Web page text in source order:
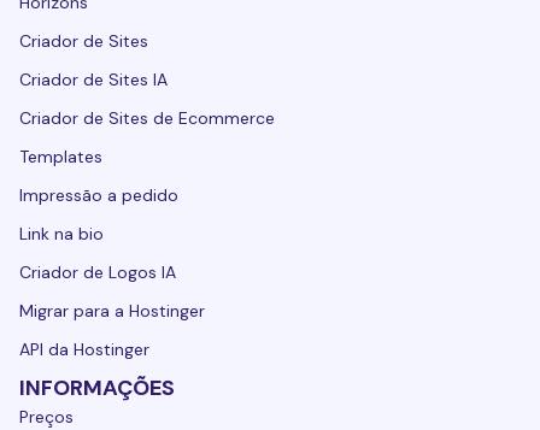
Criador de Sites
Criador de Sites IA
Criador de Sites de Ecommerce
Templates
Impressão a pedido
Link na bio
Criador de Logos IA
Migrar para a Hostinger
API da Hostinger
INFORMAÇÕES
Preços